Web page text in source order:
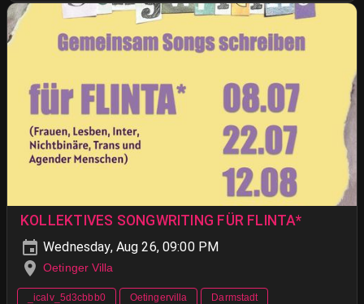
KOLLEKTIVES SONGWRITING FÜR FLINTA*
Wednesday, Aug 26, 09:00 PM
Oetinger Villa
_icalv_5d3cbbb0 Oetingervilla Darmstadt